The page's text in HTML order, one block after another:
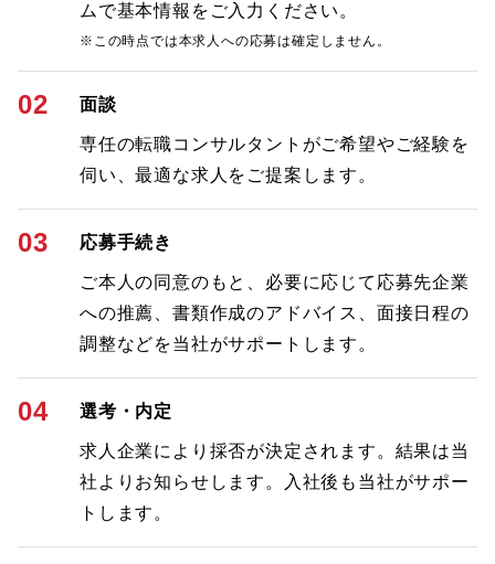
ムで基本情報をご入力ください。
※この時点では本求人への応募は確定しません。
02 面談
専任の転職コンサルタントがご希望やご経験を
伺い、最適な求人をご提案します。
03 応募手続き
ご本人の同意のもと、必要に応じて応募先企業
への推薦、書類作成のアドバイス、面接日程の
調整などを当社がサポートします。
04 選考・内定
求人企業により採否が決定されます。結果は当
社よりお知らせします。入社後も当社がサポー
トします。